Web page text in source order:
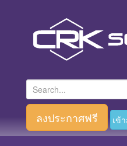
e
r
ลงประกาศฟรี เข้